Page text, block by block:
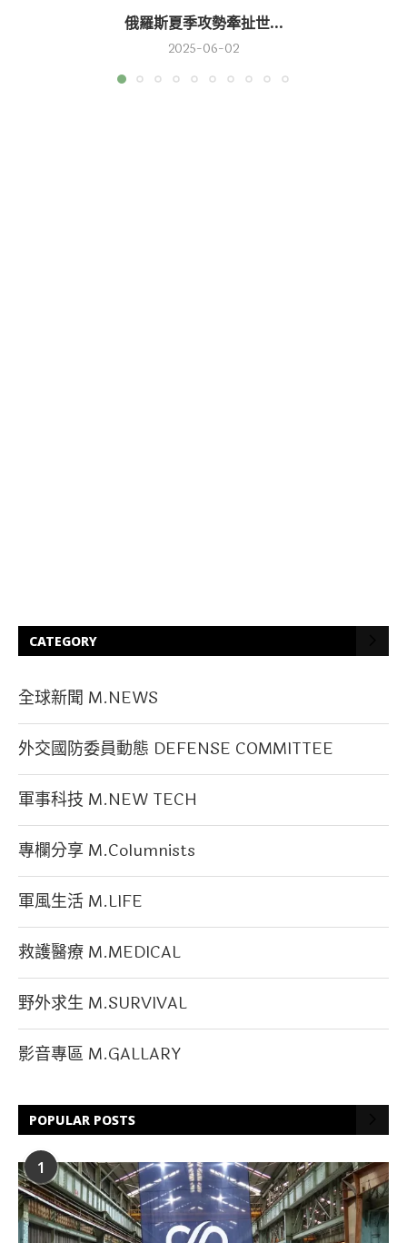
俄羅斯夏季攻勢牽扯世...
2025-06-02
CATEGORY
全球新聞 M.NEWS
外交國防委員動態 DEFENSE COMMITTEE
軍事科技 M.NEW TECH
專欄分享 M.Columnists
軍風生活 M.LIFE
救護醫療 M.MEDICAL
野外求生 M.SURVIVAL
影音專區 M.GALLARY
POPULAR POSTS
1